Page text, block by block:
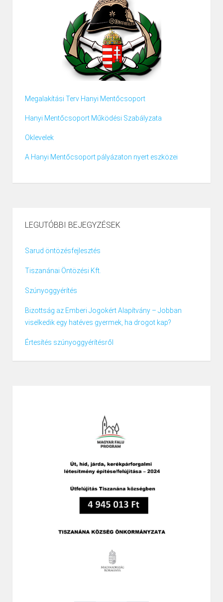
Megalakítási Terv Hanyi Mentőcsoport
Hanyi Mentőcsoport Működési Szabályzata
Oklevelek
A Hanyi Mentőcsoport pályázaton nyert eszközei
LEGUTÓBBI BEJEGYZÉSEK
Sarud öntözésfejlesztés
Tiszanánai Öntözési Kft.
Szúnyoggyérítés
Bizottság az Emberi Jogokért Alapítvány – Jobban
viselkedik egy hatéves gyermek, ha drogot kap?
Értesítés szúnyoggyérítésről